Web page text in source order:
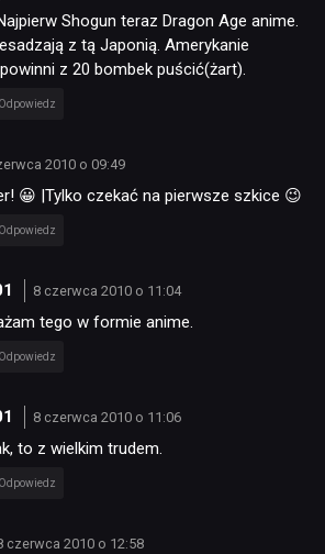
Shogun teraz Dragon Age anime.
z tą Japonią. Amerykanie
z 20 bombek puścić(żart).
Odpowiedz
2010 o 09:49
😀 |Tylko czekać na pierwsze szkice 😉
Odpowiedz
8 czerwca 2010 o 11:04
tego w formie anime.
Odpowiedz
8 czerwca 2010 o 11:06
to z wielkim trudem.
Odpowiedz
czerwca 2010 o 12:58